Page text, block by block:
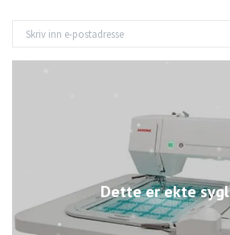
Dette er ekte